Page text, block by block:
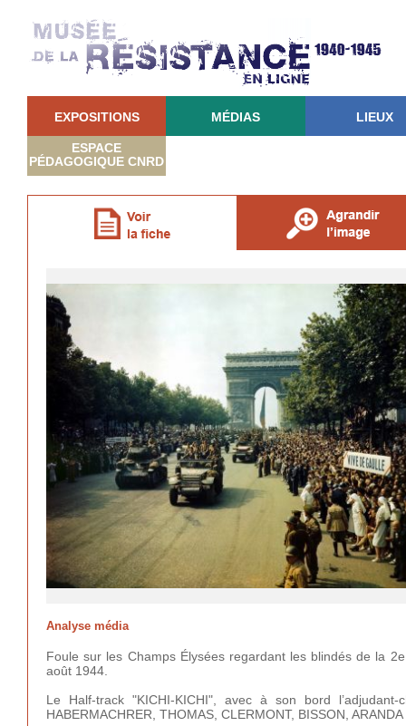
EXPOSITIONS MÉDIAS LIEUX
ESPACE
PÉDAGOGIQUE CNRD
Analyse média
Foule sur les Champs Élysées regardant les blindés de la
août 1944.
Le Half-track "KICHI-KICHI", avec à son bord
HABERMACHRER, THOMAS, CLERMONT, BISSON,